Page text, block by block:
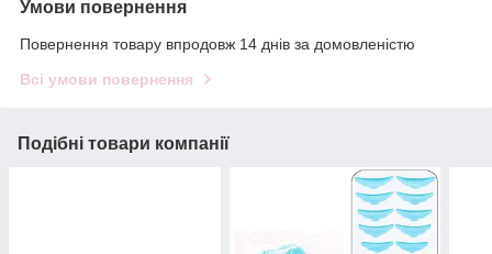
Умови повернення
Повернення товару впродовж 14 днів за домовленістю
Всі умови повернення
Подібні товари компанії